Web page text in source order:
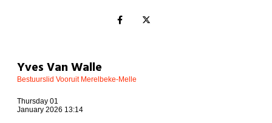
Pensioenen
Doe mee
Yves Van Walle
Bestuurslid Vooruit Merelbeke-Melle
Thursday 01
January 2026 13:14